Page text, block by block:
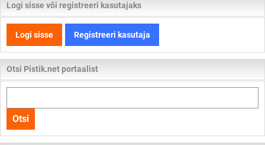
Logi sisse või registreeri kasutajaks
Logi sisse Registreeri kasutaja
Otsi Pistik.net portaalist
kogu
lehelt
Otsi